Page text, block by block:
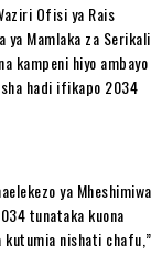
Ofisi ya Rais
ya Mamlaka za Serikali
kampeni hiyo ambayo
hadi ifikapo 2034
ya Mheshimiwa
tunataka kuona
kutumia nishati chafu,”